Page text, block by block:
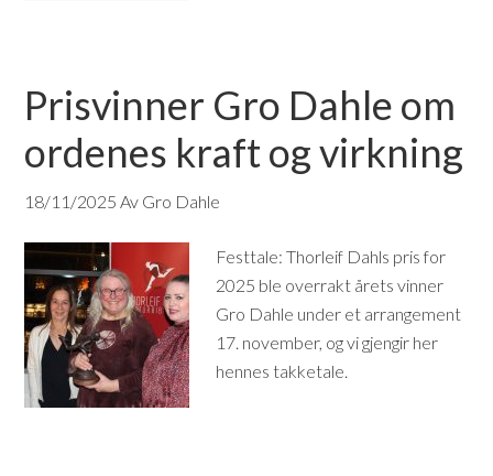
Prisvinner Gro Dahle om
ordenes kraft og virkning
18/11/2025 Av Gro Dahle
Festtale: Thorleif Dahls pris for
2025 ble overrakt årets vinner
Gro Dahle under et arrangement
17. november, og vi gjengir her
hennes takketale.